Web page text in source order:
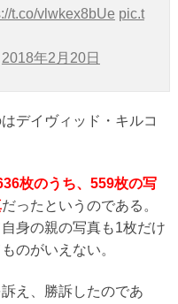
t.co/vlwkex8bUe pic.t
2018年2月20日
デイヴィッド・キルコ
枚のうち、559枚の写
だったというのである。
身の親の写真も1枚だけ
のがいえない。
え、勝訴したのであ